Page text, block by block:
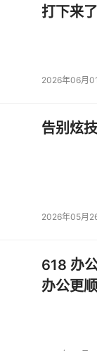
打下来了
2026年06月
告别炫
2026年05月
618 办
办公更